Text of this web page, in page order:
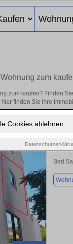
Cookies ablehnen
zum
zum kaufen? Finden
finden Sie Ihre
Bad